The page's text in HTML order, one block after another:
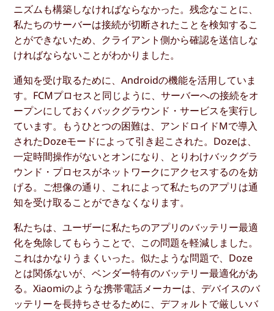
ニズムも構築しなければならなかった。残念なことに、
私たちのサーバーは接続が切断されたことを検知するこ
とができないため、クライアント側から確認を送信しな
ければならないことがわかりました。
通知を受け取るために、Androidの機能を活用していま
す。FCMプロセスと同じように、サーバーへの接続をオ
ープンにしておくバックグラウンド・サービスを実行し
ています。もうひとつの困難は、アンドロイドMで導入
されたDozeモードによって引き起こされた。Dozeは、
一定時間操作がないとオンになり、とりわけバックグラ
ウンド・プロセスがネットワークにアクセスするのを妨
げる。ご想像の通り、これによって私たちのアプリは通
知を受け取ることができなくなります。
私たちは、ユーザーに私たちのアプリのバッテリー最適
化を免除してもらうことで、この問題を軽減しました。
これはかなりうまくいった。似たような問題で、Doze
とは関係ないが、ベンダー特有のバッテリー最適化があ
る。Xiaomiのような携帯電話メーカーは、デバイスのバ
ッテリーを長持ちさせるために、デフォルトで厳しいバ